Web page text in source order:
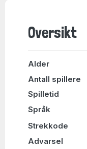
Oversikt
Alder
Antall spillere
Spilletid
Språk
Strekkode
Advarsel